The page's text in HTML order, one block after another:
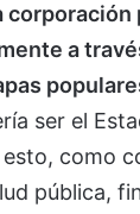
corporación
a
ser el
como
pública,